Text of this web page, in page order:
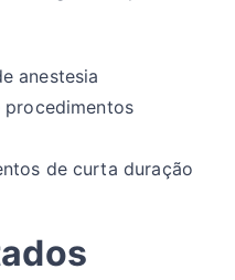
anestesia
de curta duração